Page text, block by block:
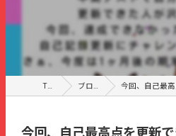
TOP ブログ 今回、自己最高